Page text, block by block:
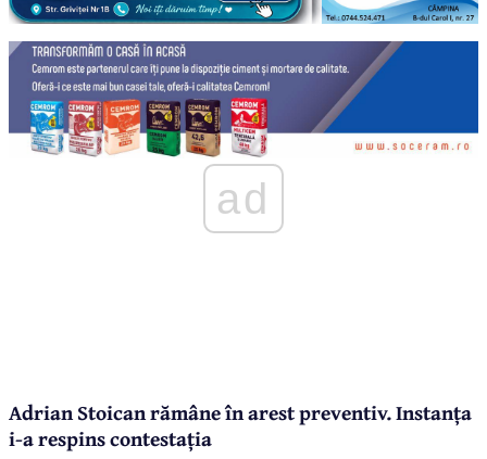
ad
Adrian Stoican rămâne în arest preventiv. Instanța
i-a respins contestația